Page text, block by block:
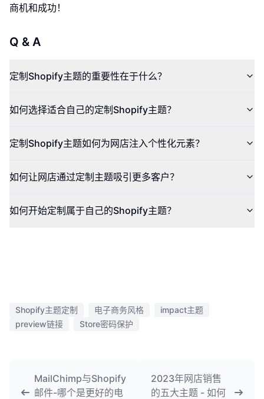
商机和成功！
Q & A
定制Shopify主题的重要性在于什么？
如何选择适合自己的定制Shopify主题？
定制Shopify主题如何为网店注入个性化元素？
如何让网店通过定制主题吸引更多客户？
如何开始定制属于自己的Shopify主题？
Shopify主题定制 电子商务风格
impact主题
preview链接
Store密码保护
MailChimp与Shopify
邮件-哪个是更好的电
2023年网店销售
的五大主题 - 如何